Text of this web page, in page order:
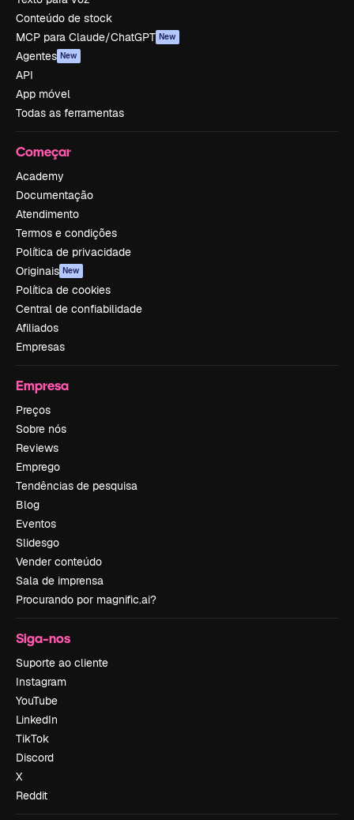
Conteúdo de stock
MCP para Claude/ChatGPT New
Agentes New
API
App móvel
Todas as ferramentas
Começar
Academy
Documentação
Atendimento
Termos e condições
Política de privacidade
Originais New
Política de cookies
Central de confiabilidade
Afiliados
Empresas
Empresa
Preços
Sobre nós
Reviews
Emprego
Tendências de pesquisa
Blog
Eventos
Slidesgo
Vender conteúdo
Sala de imprensa
Procurando por magnific.ai?
Siga-nos
Suporte ao cliente
Instagram
YouTube
LinkedIn
TikTok
Discord
X
Reddit